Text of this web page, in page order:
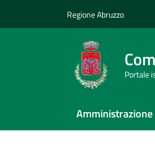
Regione Abruzzo
Portale
Amministrazione